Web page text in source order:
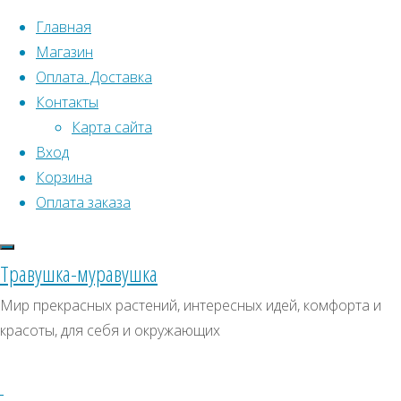
Перейти к содержимому
Главная
Магазин
Оплата. Доставка
Контакты
Карта сайта
Вход
Корзина
Оплата заказа
Травушка-муравушка
Мир прекрасных растений, интересных идей, комфорта и
красоты, для себя и окружающих
Что искать:
Лапчатка
"Примрозе
Бьюти"
Купить
Искать:
СКИДКИ, АКЦИИ
Архивы